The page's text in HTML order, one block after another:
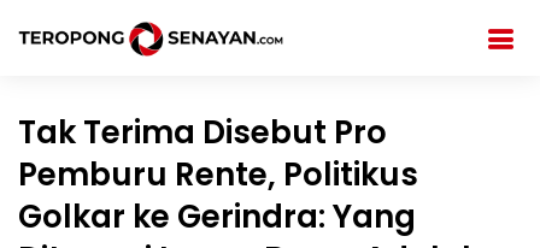
Tak Terima Disebut Pro
Pemburu Rente, Politikus
Golkar ke Gerindra: Yang